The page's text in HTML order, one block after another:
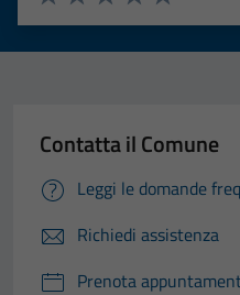
Valuta 5
Valuta 4 stelle
Valuta 3 stelle su 5
Valuta 2 stelle su 5
Valuta 1 stelle su 5
Contatta il Comune
Leggi le domande
Richiedi assistenza
Prenota